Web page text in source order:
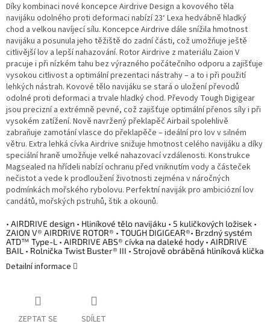
Díky kombinaci nové koncepce Airdrive Design a kovového těla
navijáku odolného proti deformaci nabízí 23‘ Lexa hedvábně hladký
chod a velkou navíjecí sílu. Koncepce Airdrive dále snížila hmotnost
navijáku a posunula jeho těžiště do zadní části, což umožňuje ještě
citlivější lov a lepší nahazování. Rotor Airdrive z materiálu Zaion V
pracuje i při nízkém tahu bez výrazného počátečního odporu a zajišťuje
vysokou citlivost a optimální prezentaci nástrahy – a to i při použití
lehkých nástrah. Kovové tělo navijáku se stará o uložení převodů
odolné proti deformaci a trvale hladký chod. Převody Tough Digigear
jsou precizní a extrémně pevné, což zajišťuje optimální přenos síly i při
vysokém zatížení. Nově navržený překlapěč Airbail spolehlivě
zabraňuje zamotání vlasce do překlapěče – ideální pro lov v silném
větru. Extra lehká cívka Airdrive snižuje hmotnost celého navijáku a díky
speciální hraně umožňuje velké nahazovací vzdálenosti. Konstrukce
Magsealed na hřídeli nabízí ochranu před vniknutím vody a částeček
nečistot a vede k prodloužení životnosti zejména v náročných
podmínkách mořského rybolovu. Perfektní naviják pro ambiciózní lov
candátů, mořských pstruhů, štik a okounů.
• AIRDRIVE design • Hliníkové tělo navijáku • 5 kuličkových ložisek •
ZAION V® AIRDRIVE ROTOR® • TOUGH DIGIGEAR®• Brzdný systém
ATD™ Type-L • AIRDRIVE ABS® cívka na daleké hody • AIRDRIVE
BAIL • Rolnička Twist Buster® III • Strojově obráběná hliníková klička
Detailní informace
ZEPTAT SE SDÍLET